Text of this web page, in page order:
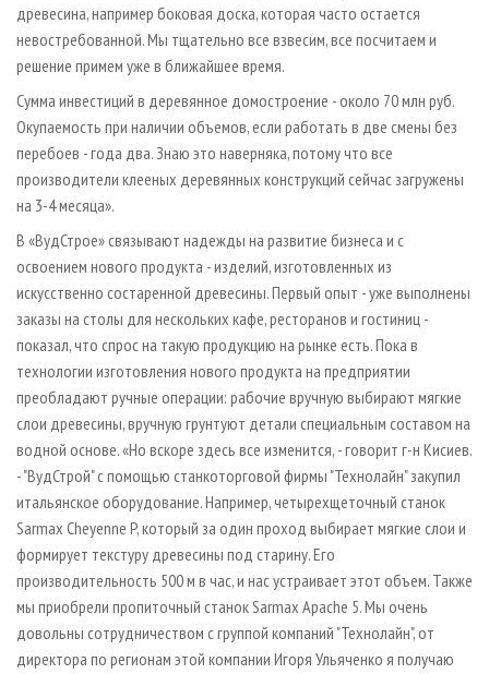
древесина, например боковая доска, которая часто остается
невостребованной. Мы тщательно все взвесим, все посчитаем и
решение примем уже в ближайшее время.
Сумма инвестиций в деревянное домостроение - около 70 млн руб.
Окупаемость при наличии объемов, если работать в две смены без
перебоев - года два. Знаю это наверняка, потому что все
производители клееных деревянных конструкций сейчас загружены
на 3-4 месяца».
В «ВудСтрое» связывают надежды на развитие бизнеса и с
освоением нового продукта - изделий, изготовленных из
искусственно состаренной древесины. Первый опыт - уже выполнены
заказы на столы для нескольких кафе, ресторанов и гостиниц -
показал, что спрос на такую продукцию на рынке есть. Пока в
технологии изготовления нового продукта на предприятии
преобладают ручные операции: рабочие вручную выбирают мягкие
слои древесины, вручную грунтуют детали специальным составом на
водной основе. «Но вскоре здесь все изменится, - говорит г-н Кисиев.
- "ВудСтрой" с помощью станкоторговой фирмы "Технолайн" закупил
итальянское оборудование. Например, четырехщеточный станок
Sarmax Сheyenne P, который за один проход выбирает мягкие слои и
формирует текстуру древесины под старину. Его
производительность 500 м в час, и нас устраивает этот объем. Также
мы приобрели пропиточный станок Sarmax Apache 5. Мы очень
довольны сотрудничеством с группой компаний "Технолайн", от
директора по регионам этой компании Игоря Ульяченко я получаю